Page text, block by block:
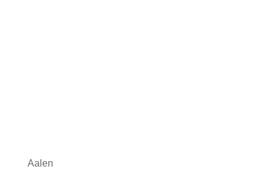
Aalen